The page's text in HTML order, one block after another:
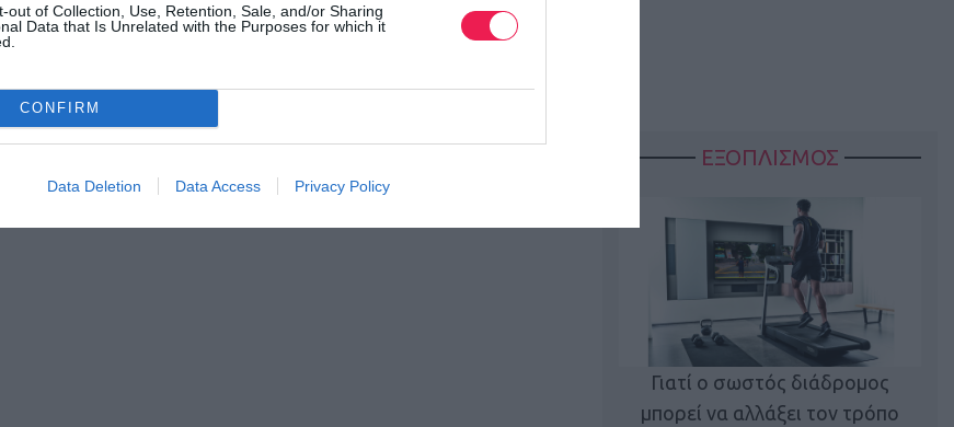
out of Collection, Use, Retention, Sale, and/or Sharing
Data that Is Unrelated with the Purposes for which it
CONFIRM
Data Deletion Data Access Privacy Policy
ΕΞΟΠΛΙΣΜΟΣ
Γιατί ο σωστός διάδρομος
μπορεί να αλλάξει τον τρόπο